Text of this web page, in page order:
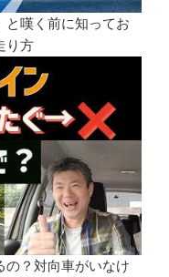
と嘆く前に知ってお
り方
の？対向車がいなけ